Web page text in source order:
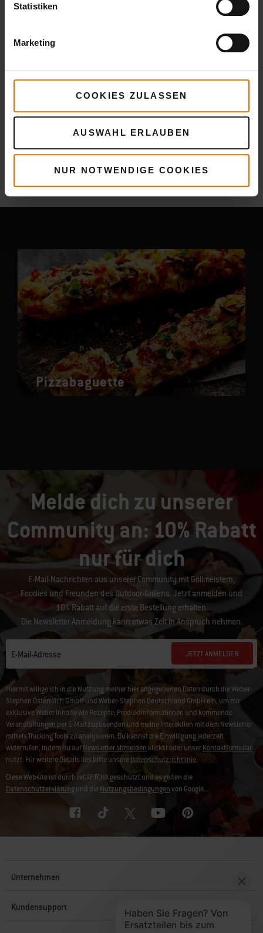
Statistiken
Marketing
COOKIES ZULASSEN
AUSWAHL ERLAUBEN
NUR NOTWENDIGE COOKIES
MehrRezepte
Das könnte dir auch gefallen
Pizzabaguette
Melde dich zu unserer
Community an: 10% Rabatt
nur für dich
E-Mail-Nachrichten aus unserer Community mit Grillmeistern,
Foodies und Freunden des Outdoor-Grillens. Jetzt anmelden und
10% Rabatt auf die erste Bestellung erhalten.
Die Newsletter Anmeldung kann etwas Zeit in Anspruch nehmen.
E-Mail-Adresse JETZT ANMELDEN
Hiermit willige ich in die Nutzung meiner hier angegebenen Daten durch die Weber-
Stephen Österreich GmbH und Weber-Stephen Deutschland GmbH ein, um mir
exklusive Weber Inhalte wie Rezepte, Produktinformationen und kommende
Veranstaltungen per E-Mail zuzusenden und meine Interaktion mit dem Newsletter
mittels Tracking Tools zu analysieren. Du kannst die Einwilligung jederzeit
widerrufen, indem du aufNewsletter abmelden klickst oder unserKontaktformular
nutzt. Für weitere Details lies bitte unsereDatenschutzrichtlinie.
Diese Website ist durch reCAPTCHA geschützt und es gelten die
Datenschutzerklärungund dieNutzungsbedingungenvon Google.
Unternehmen
Kundensupport